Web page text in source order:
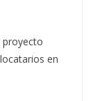
proyecto
en